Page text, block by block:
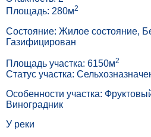
Площадь: 280м2
Состояние: Жилое состояние,
Газифицирован
Площадь участка: 6150м2
Статус участка:
Особенности участка:
Виноградник
У реки